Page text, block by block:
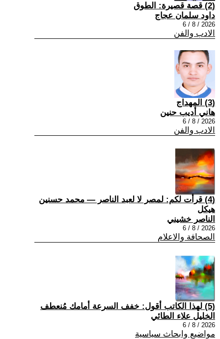
(2) قصة قصيرة: الطوق
داود سلمان عجاج
2026 / 8 / 6
الادب والفن
(3) المهداج
هاني أديب حنين
2026 / 8 / 6
الادب والفن
(4) قرأت لكم: لمصر لا لعبد الناصر — محمد حسنين
هيكل
الناصر خشيني
2026 / 8 / 6
الصحافة والاعلام
(5) لهذا الكاتب أقول: خفف السرعة أمامك مُنعطف
الخليل علاء الطائي
2026 / 8 / 6
مواضيع وابحاث سياسية